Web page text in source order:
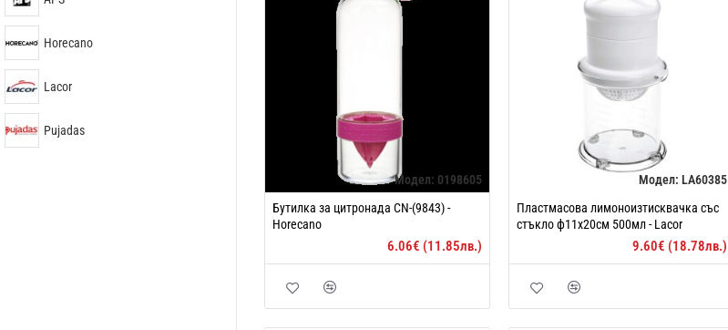
Horecano
Lacor
Pujadas
Модел: 0198605
Бутилка за цитронада CN-(9843) -
Horecano
6.06€ (11.85лв.)
Модел: LA60385
Пластмасова лимоноизтисквачка със
стъкло ф11х20см 500мл - Lacor
9.60€ (18.78лв.)